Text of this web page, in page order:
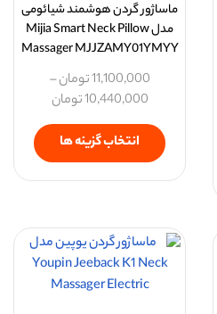
ماساژور گردن هوشمند شیائومی
مدل Mijia Smart Neck Pillow
Massager MJJZAMY01YMYY
11,100,000تومان–
10,440,000تومان
انتخاب گزینه ها